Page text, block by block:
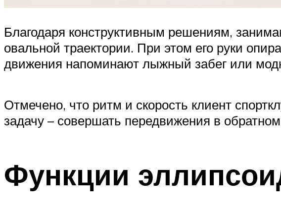
Благодаря конструктивным решениям,
овальной траектории. При этом его руки
движения напоминают лыжный забег или
Отмечено, что ритм и скорость клиент
задачу – совершать передвижения в
Функции